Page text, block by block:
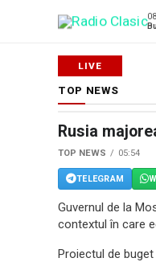
TOP NEWS
Rusia
TOP NEWS 05:54
TELEGRAM
Guvernul de la
contextul în care
Proiectul de